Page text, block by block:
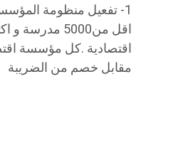
1- تفعيل منظومة
اقتصادية .كل مؤسسة
مقابل خصم من الضريبة